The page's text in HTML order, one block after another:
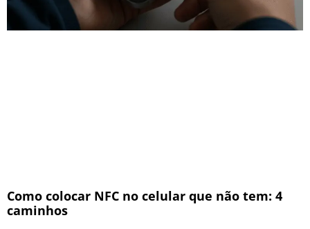
Como colocar NFC no celular que não tem: 4
caminhos